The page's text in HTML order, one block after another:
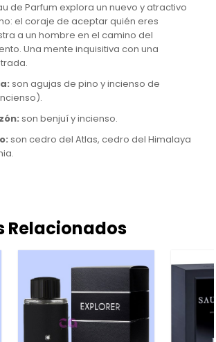
de Parfum explora un nuevo y atractivo
el coraje de aceptar quién eres
a un hombre en el camino del
Una mente inquisitiva con una
son agujas de pino y incienso de
son benjuí y incienso.
son cedro del Atlas, cedro del Himalaya
Relacionados